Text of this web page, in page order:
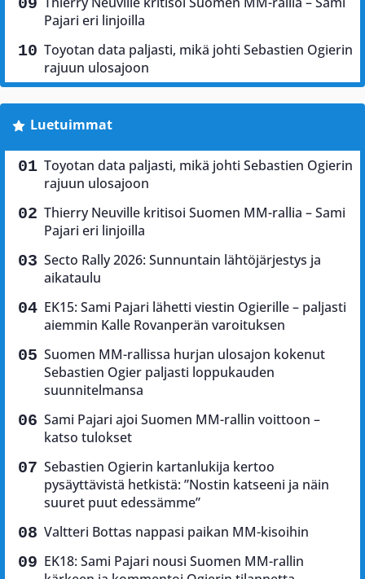
Pajari eri linjoilla
Toyotan data paljasti, mikä johti Sebastien Ogierin
rajuun ulosajoon
Luetuimmat
Toyotan data paljasti, mikä johti Sebastien Ogierin
rajuun ulosajoon
Thierry Neuville kritisoi Suomen MM-rallia – Sami
Pajari eri linjoilla
Secto Rally 2026: Sunnuntain lähtöjärjestys ja
aikataulu
EK15: Sami Pajari lähetti viestin Ogierille – paljasti
aiemmin Kalle Rovanperän varoituksen
Suomen MM-rallissa hurjan ulosajon kokenut
Sebastien Ogier paljasti loppukauden
suunnitelmansa
Sami Pajari ajoi Suomen MM-rallin voittoon –
katso tulokset
Sebastien Ogierin kartanlukija kertoo
pysäyttävistä hetkistä: ”Nostin katseeni ja näin
suuret puut edessämme”
Valtteri Bottas nappasi paikan MM-kisoihin
EK18: Sami Pajari nousi Suomen MM-rallin